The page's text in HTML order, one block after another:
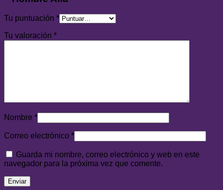
Tu puntuación *
Tu valoración *
Nombre *
Correo electrónico *
Guarda mi nombre, correo electrónico y web en este
navegador para la próxima vez que comente.